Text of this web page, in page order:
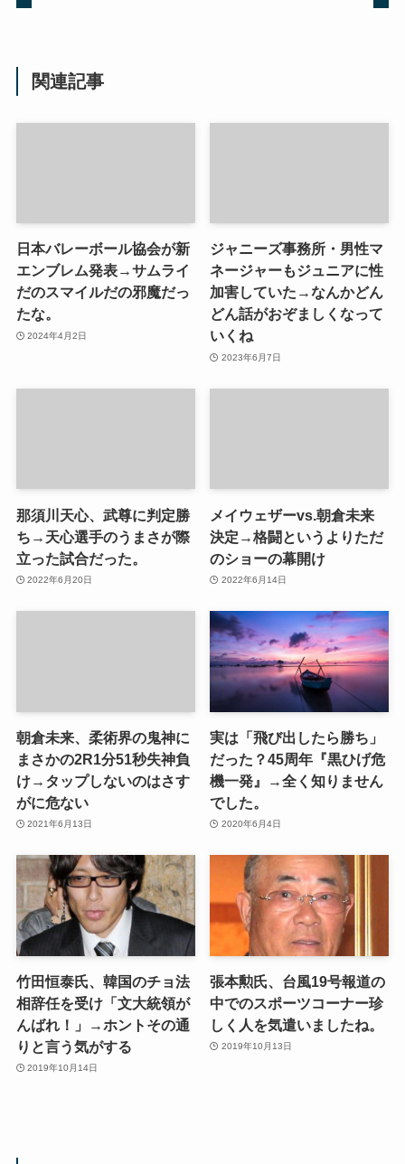
関連記事
日本バレーボール協会が新
エンブレム発表→サムライ
だのスマイルだの邪魔だっ
たな。
2024年4月2日
ジャニーズ事務所・男性マ
ネージャーもジュニアに性
加害していた→なんかどん
どん話がおぞましくなって
いくね
2023年6月7日
那須川天心、武尊に判定勝
ち→天心選手のうまさが際
立った試合だった。
2022年6月20日
メイウェザーvs.朝倉未来
決定→格闘というよりただ
のショーの幕開け
2022年6月14日
朝倉未来、柔術界の鬼神に
まさかの2R1分51秒失神負
け→タップしないのはさす
がに危ない
2021年6月13日
実は「飛び出したら勝ち」
だった？45周年『黒ひげ危
機一発』→全く知りません
でした。
2020年6月4日
竹田恒泰氏、韓国のチョ法
相辞任を受け「文大統領が
んばれ！」→ホントその通
りと言う気がする
2019年10月14日
張本勲氏、台風19号報道の
中でのスポーツコーナー珍
しく人を気遣いましたね。
2019年10月13日